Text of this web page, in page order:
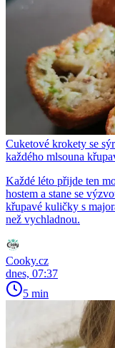
Cuketové krokety se
každého mlsouna
Každé léto přijde ten
hostem a stane se
křupavé kuličky s
než vychladnou.
Cooky.cz
dnes, 07:37
5 min